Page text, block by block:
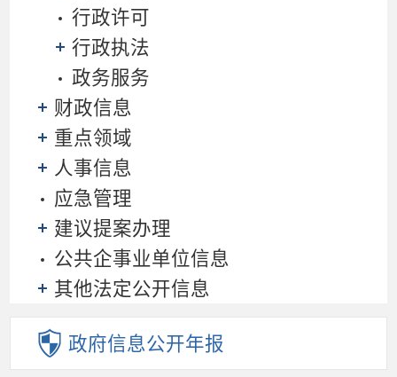
行政许可
行政执法
政务服务
财政信息
重点领域
人事信息
应急管理
建议提案办理
公共企事业单位信息
其他法定公开信息
政府信息公开年报